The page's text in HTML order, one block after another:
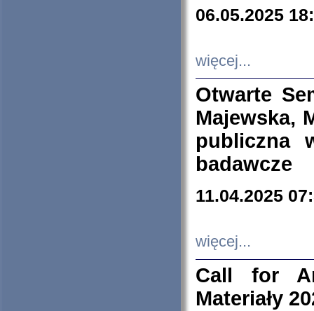
06.05.2025
więcej...
Otwarte
Majewska,
publiczna
badawcze
11.04.2025
więcej...
Call for
Materiały